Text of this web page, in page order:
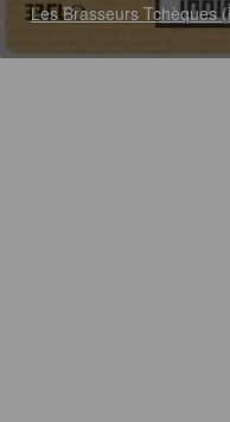
Les Brasseurs Tchèques